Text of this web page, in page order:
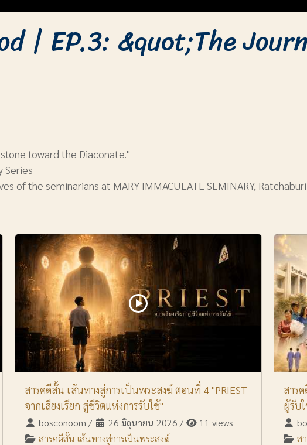
| EP.3: &quot;The
toward the Diaconate."
Series
of the seminarians at MARY IMMACULATE SEMINARY,
สารคดีสั้น เส้นทางสู่การเป็นพระสงฆ์ ตอนที่ 4 "PRIEST
จากเสียงเรียก สู่ชีวิตแห่งการรับใช้"
bosconoom / 26 มิถุนายน 2026 /
11 views
สารคดีสั้น เส้นทางสู่การเป็นพระสงฆ์
สาร
ผู้รับ
ส